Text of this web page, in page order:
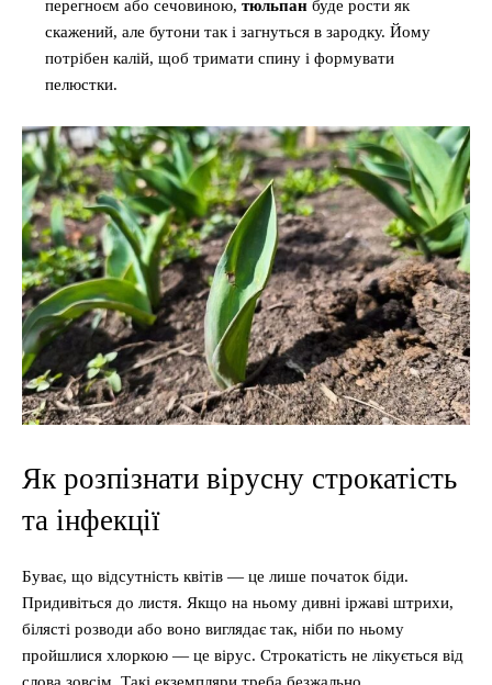
перегноєм або сечовиною, тюльпан буде рости як
скажений, але бутони так і загнуться в зародку. Йому
потрібен калій, щоб тримати спину і формувати
пелюстки.
Як розпізнати вірусну строкатість
та інфекції
Буває, що відсутність квітів — це лише початок біди.
Придивіться до листя. Якщо на ньому дивні іржаві штрихи,
білясті розводи або воно виглядає так, ніби по ньому
пройшлися хлоркою — це вірус. Строкатість не лікується від